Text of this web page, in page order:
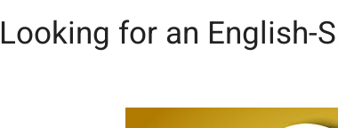
Looking for an English-